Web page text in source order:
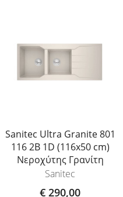
Sanitec Ultra Granite 801
116 2B 1D (116x50 cm)
Νεροχύτης Γρανίτη
Sanitec
€ 290,00